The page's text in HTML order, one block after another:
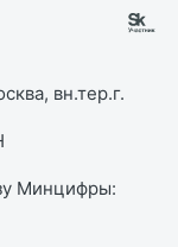
вн.тер.г.
Минцифры: